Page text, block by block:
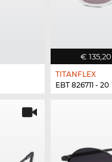
€ 135,20
TITANFLEX
EBT 826711 - 20